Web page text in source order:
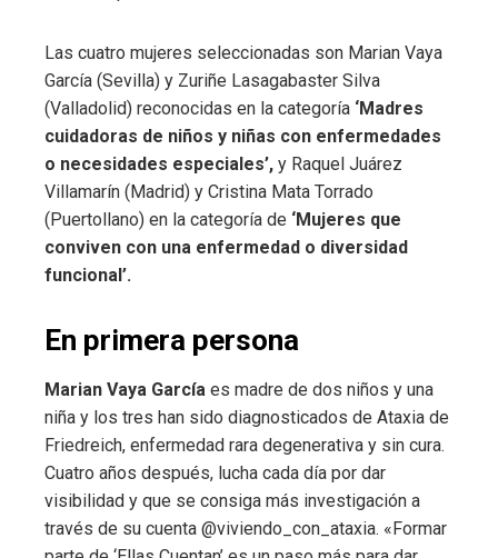
Las cuatro mujeres seleccionadas son Marian Vaya
García (Sevilla) y Zuriñe Lasagabaster Silva
(Valladolid) reconocidas en la categoría ‘Madres
cuidadoras de niños y niñas con enfermedades
o necesidades especiales’, y Raquel Juárez
Villamarín (Madrid) y Cristina Mata Torrado
(Puertollano) en la categoría de ‘Mujeres que
conviven con una enfermedad o diversidad
funcional’.
En primera persona
Marian Vaya García es madre de dos niños y una
niña y los tres han sido diagnosticados de Ataxia de
Friedreich, enfermedad rara degenerativa y sin cura.
Cuatro años después, lucha cada día por dar
visibilidad y que se consiga más investigación a
través de su cuenta @viviendo_con_ataxia. «Formar